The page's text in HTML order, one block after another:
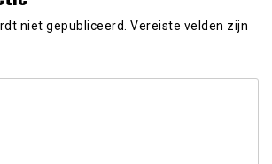
niet gepubliceerd. Vereiste velden zijn